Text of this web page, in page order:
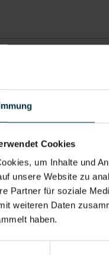
Cookies
um Inhalte und
unsere Website zu
Partner für soziale
weiteren Daten
haben.
Word oder PDF)